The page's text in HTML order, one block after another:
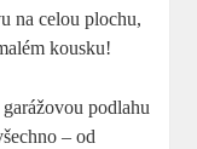
na celou plochu,
kousku!
podlahu
– od